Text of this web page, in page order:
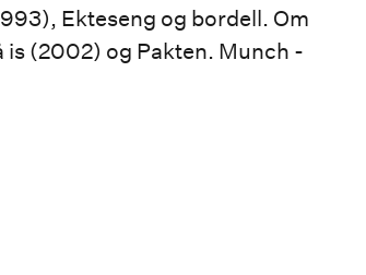
Ekteseng og bordell. Om
(2002) og Pakten. Munch -